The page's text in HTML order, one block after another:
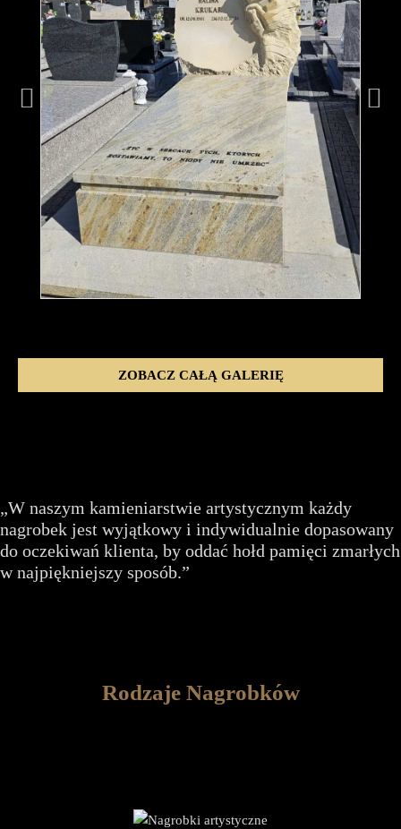
ZOBACZ CAŁĄ GALERIĘ
„W naszym kamieniarstwie artystycznym każdy
nagrobek jest wyjątkowy i indywidualnie dopasowany
do oczekiwań klienta, by oddać hołd pamięci zmarłych
w najpiękniejszy sposób.”
Rodzaje Nagrobków